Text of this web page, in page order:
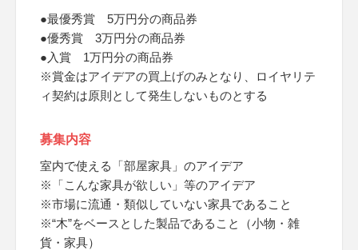
●最優秀賞 5万円分の商品券
●優秀賞 3万円分の商品券
●入賞 1万円分の商品券
※賞金はアイデアの買上げのみとなり、ロイヤリテ
ィ契約は原則として発生しないものとする
募集内容
室内で使える「部屋家具」のアイデア
※「こんな家具が欲しい」等のアイデア
※市場に流通・類似していない家具であること
※“木”をベースとした製品であること（小物・雑
貨・家具）